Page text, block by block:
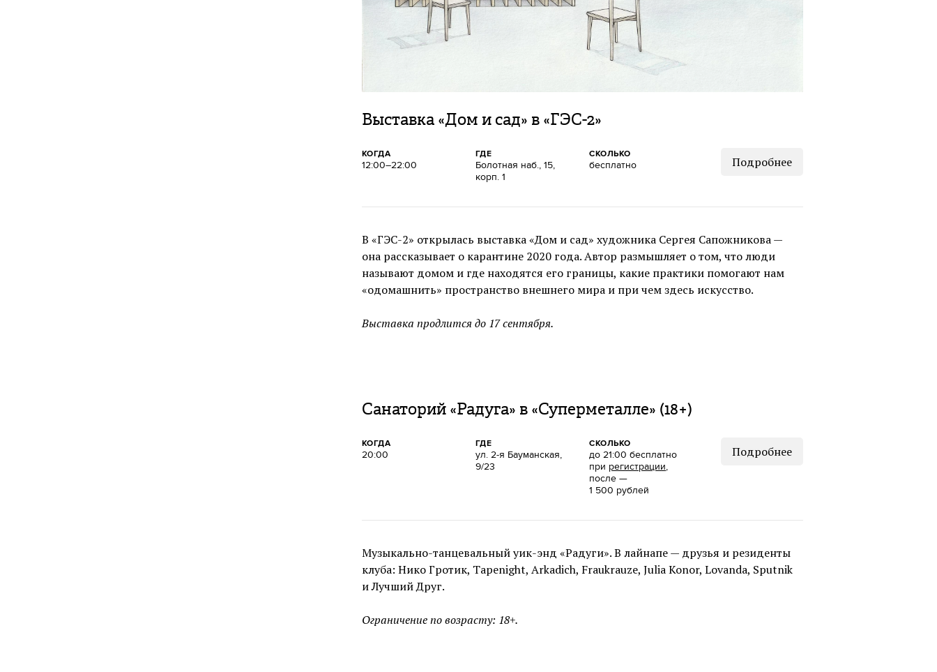
Выставка «Дом и сад» в «ГЭС-2»
КОГДА
12:00–22:00
ГДЕ
Болотная наб., 15,
корп. 1
СКОЛЬКО
бесплатно Подробнее
В «ГЭС-2» открылась выставка «Дом и сад» художника Сергея Сапожникова —
она рассказывает о карантине 2020 года. Автор размышляет о том, что люди
называют домом и где находятся его границы, какие практики помогают нам
«одомашнить» пространство внешнего мира и при чем здесь искусство.
Выставка продлится до 17 сентября.
Санаторий «Радуга» в «Суперметалле» (18+)
КОГДА
20:00
ГДЕ
ул. 2-я Бауманская,
9/23
СКОЛЬКО
до 21:00 бесплатно
при регистрации,
после —
1 500 рублей
Подробнее
Музыкально-танцевальный уик-энд «Радуги». В лайнапе — друзья и резиденты
клуба: Нико Гротик, Tapenight, Arkadich, Fraukrauze, Julia Konor, Lovanda, Sputnik
и Лучший Друг.
Ограничение по возрасту: 18+.